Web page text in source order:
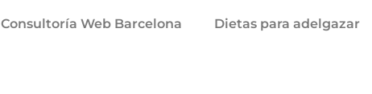
Consultoría Web Barcelona Dietas para adelgazar